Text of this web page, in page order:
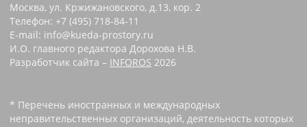
Москва, ул. Кржижановского, д.13, кор. 2
Телефон: +7 (495) 718-84-11
E-mail: info@kueda-prostory.ru
И.О. главного редактора Дорохова Н.В.
Разработчик сайта – INFOROS 2026
* Перечень иностранных и международных
неправительственных организаций, деятельность которых